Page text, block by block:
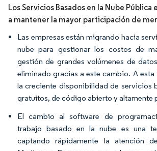
Los Servicios Basados en la Nube
a mantener la mayor participación de
Las empresas están migrando hacia
nube para gestionar los costos de
gestión de grandes volúmenes de
eliminado gracias a este cambio. A esta
la creciente disponibilidad de servicios
gratuitos, de código abierto y altamente
El cambio al software de
trabajo basado en la nube es una
captando rápidamente la atención